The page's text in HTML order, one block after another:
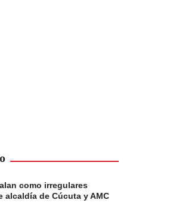
como irregulares
alcaldía de Cúcuta y AMC